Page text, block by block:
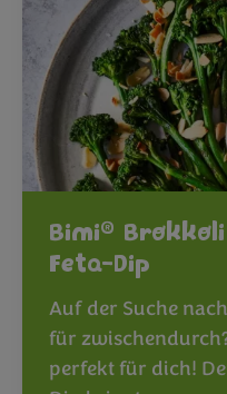
Bimi®
Feta-Dip
Auf der Suche
für
perfekt für dich!